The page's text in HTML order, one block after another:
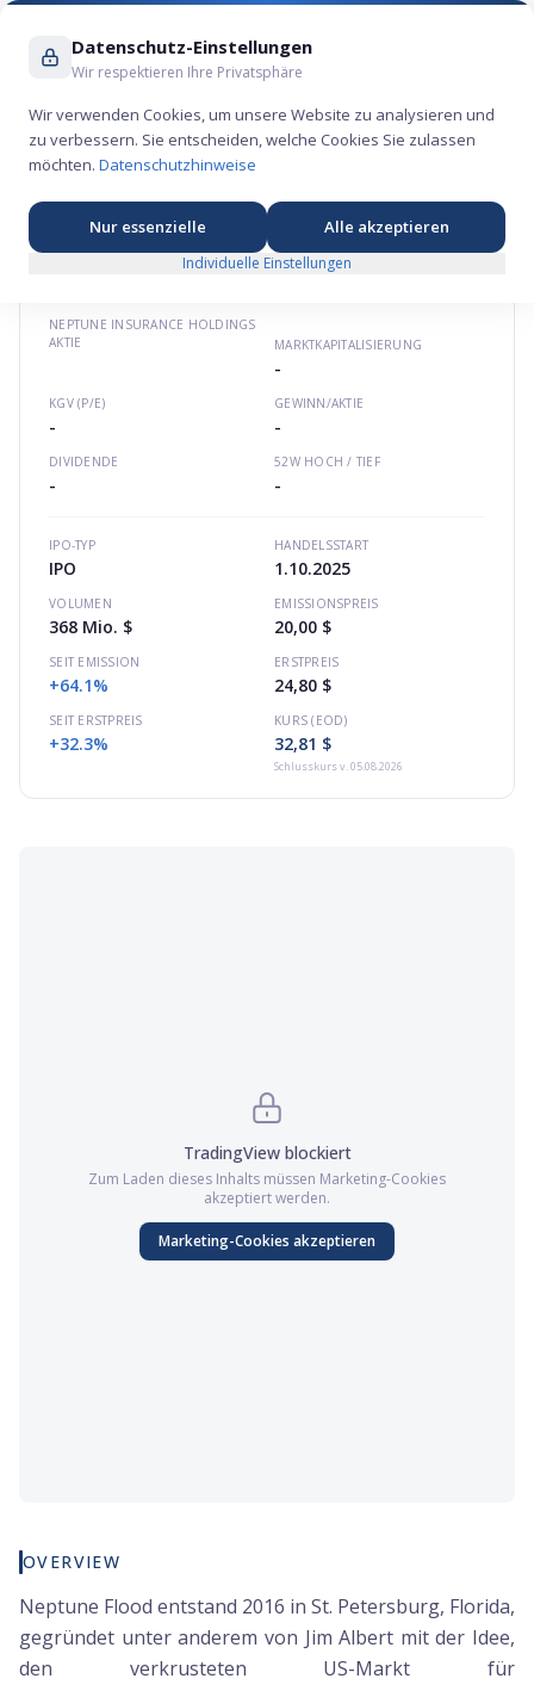
Suche ...
Neptune Insurance Holdings Aktie – Finanz-
Börsengang 2025
Nordamerika 💰 neptuneflood.com ★
NEPTUNE INSURANCE HOLDINGS
AKTIE
MARKTKAPITALISIERUNG
-
KGV (P/E)
-
GEWINN/AKTIE
-
DIVIDENDE
-
52W HOCH / TIEF
-
IPO-TYP
IPO
HANDELSSTART
1.10.2025
VOLUMEN
368 Mio. $
EMISSIONSPREIS
20,00 $
SEIT EMISSION
+64.1%
ERSTPREIS
24,80 $
SEIT ERSTPREIS
+32.3%
KURS (EOD)
32,81 $
Schlusskursv. 05.08.2026
TradingViewblockiert
Zum Laden dieses Inhalts müssen Marketing-Cookies
akzeptiert werden.
Marketing-Cookies akzeptieren
OVERVIEW
Neptune Flood entstand 2016 in St. Petersburg, Florida,
gegründet unter anderem von Jim Albert mit der Idee,
den verkrusteten US-Markt für
Datenschutz-Einstellungen
Wir respektieren Ihre Privatsphäre
Wir verwenden Cookies, um unsere Website zu analysieren und
zu verbessern. Sie entscheiden, welche Cookies Sie zulassen
möchten. Datenschutzhinweise
Nur essenzielle Alle akzeptieren
Individuelle Einstellungen